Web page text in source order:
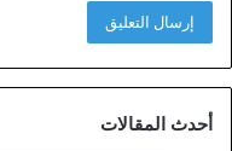
أحدث المقالات